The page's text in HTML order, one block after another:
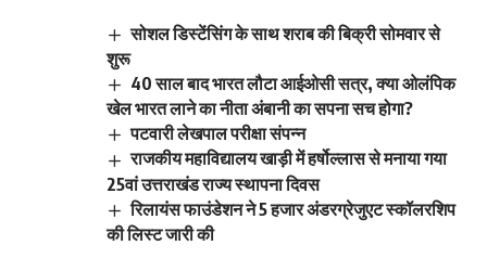
सोशल डिस्टेंसिंग के साथ शराब की बिक्री सोमवार से
शुरू
40 साल बाद भारत लौटा आईओसी सत्र, क्या ओलंपिक
खेल भारत लाने का नीता अंबानी का सपना सच होगा?
पटवारी लेखपाल परीक्षा संपन्न
राजकीय महाविद्यालय खाड़ी में हर्षोल्लास से मनाया गया
25वां उत्तराखंड राज्य स्थापना दिवस
रिलायंस फाउंडेशन ने 5 हजार अंडरग्रेजुएट स्कॉलरशिप
की लिस्ट जारी की